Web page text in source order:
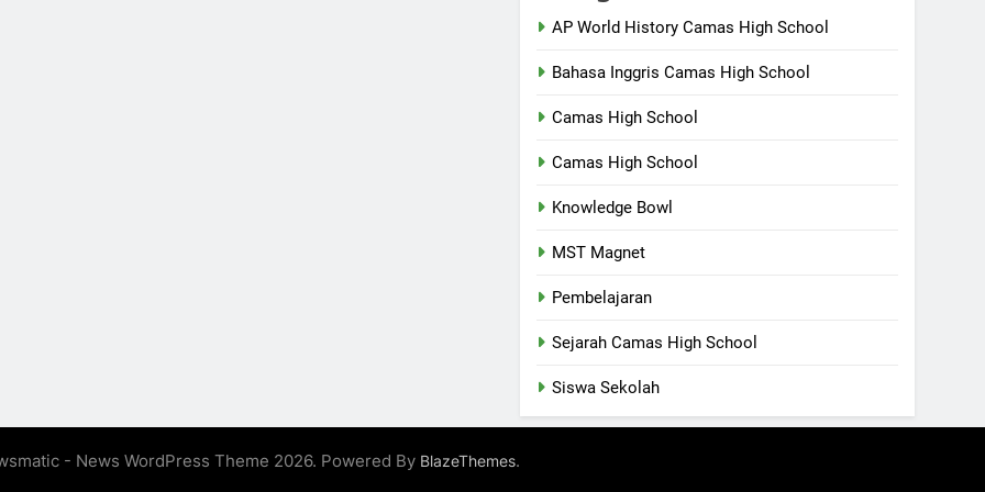
AP World History Camas High School
Bahasa Inggris Camas High School
Camas High School
Camas High School
Knowledge Bowl
MST Magnet
Pembelajaran
Sejarah Camas High School
Siswa Sekolah
- News WordPress Theme 2026. Powered By BlazeThemes.